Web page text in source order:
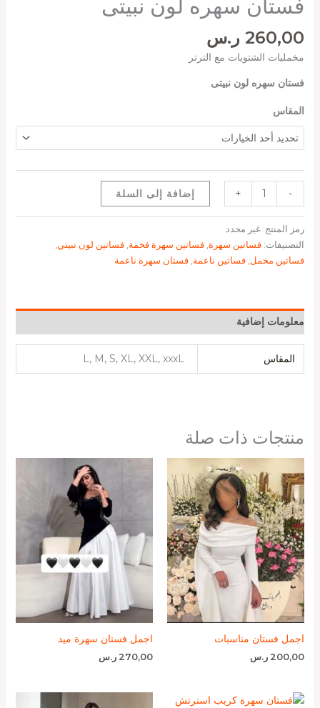
فستان سهره لون نبيتى
260,00 ر.س
مخمليات الشتويات مع الترتر
فستان سهره لون نبيتى
المقاس
-
+ إضافة إلى السلة
رمز المنتج: غير محدد
التصنيفات: فساتين سهرة, فساتين سهرة فخمة, فساتين لون نبيتي,
فساتين مخمل, فساتين ناعمة, فستان سهرة ناعمة
معلومات إضافية
المقاس L, M, S, XL, XXL, xxxL
منتجات ذات صلة
اجمل فستان مناسبات
200,00 ر.س
اجمل فستان سهرة ميد
270,00 ر.س